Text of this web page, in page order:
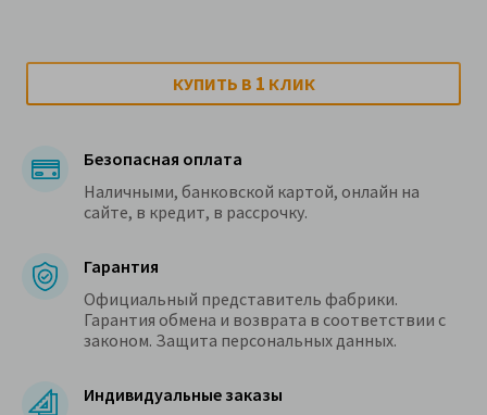
КУПИТЬ В 1 КЛИК
Безопасная оплата
Наличными, банковской картой, онлайн на
сайте, в кредит, в рассрочку.
Гарантия
Официальный представитель фабрики.
Гарантия обмена и возврата в соответствии с
законом. Защита персональных данных.
Индивидуальные заказы